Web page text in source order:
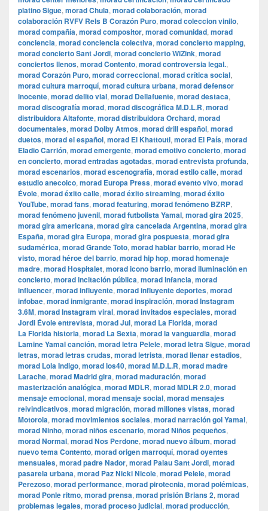
platino Sigue, morad Chula, morad colaboración, morad
colaboración RVFV Rels B Corazón Puro, morad coleccion vinilo,
morad compañía, morad compositor, morad comunidad, morad
conciencia, morad conciencia colectiva, morad concierto mapping,
morad concierto Sant Jordi, morad concierto WiZink, morad
conciertos llenos, morad Contento, morad controversia legal.,
morad Corazón Puro, morad correccional, morad crítica social,
morad cultura marroquí, morad cultura urbana, morad defensor
inocente, morad delito vial, morad Dellafuente, morad destaca,
morad discografía morad, morad discográfica M.D.L.R, morad
distribuidora Altafonte, morad distribuidora Orchard, morad
documentales, morad Dolby Atmos, morad drill español, morad
duetos, morad el español, morad El Khattouti, morad El País, morad
Eladio Carrión, morad emergente, morad emotivo concierto, morad
en concierto, morad entradas agotadas, morad entrevista profunda,
morad escenarios, morad escenografía, morad estilo calle, morad
estudio anecoico, morad Europa Press, morad evento vivo, morad
Évole, morad éxito calle, morad éxito streaming, morad éxito
YouTube, morad fans, morad featuring, morad fenómeno BZRP,
morad fenómeno juvenil, morad futbolista Yamal, morad gira 2025,
morad gira americana, morad gira cancelada Argentina, morad gira
España, morad gira Europa, morad gira pospuesta, morad gira
sudamérica, morad Grande Toto, morad hablar barrio, morad He
visto, morad héroe del barrio, morad hip hop, morad homenaje
madre, morad Hospitalet, morad icono barrio, morad iluminación en
concierto, morad incitación pública, morad infancia, morad
influencer, morad influyente, morad influyente deportes, morad
infobae, morad inmigrante, morad inspiración, morad Instagram
3.6M, morad Instagram viral, morad invitados especiales, morad
Jordi Évole entrevista, morad Jul, morad La Florida, morad
La Florida historia, morad La Sexta, morad la vanguardia, morad
Lamine Yamal canción, morad letra Pelele, morad letra Sigue, morad
letras, morad letras crudas, morad letrista, morad llenar estadios,
morad Lola Indigo, morad los40, morad M.D.L.R, morad madre
Larache, morad Madrid gira, morad maduración, morad
masterización analógica, morad MDLR, morad MDLR 2.0, morad
mensaje emocional, morad mensaje social, morad mensajes
reivindicativos, morad migración, morad millones vistas, morad
Motorola, morad movimientos sociales, morad narración gol Yamal,
morad Ninho, morad niños escenario, morad Niños pequeños,
morad Normal, morad Nos Perdone, morad nuevo álbum, morad
nuevo tema Contento, morad origen marroquí, morad oyentes
mensuales, morad padre Nador, morad Palau Sant Jordi, morad
pasarela urbana, morad Paz Nicki Nicole, morad Pelele, morad
Perezoso, morad performance, morad pirotecnia, morad polémicas,
morad Ponle ritmo, morad prensa, morad prisión Brians 2, morad
problemas legales, morad proceso judicial, morad producción,